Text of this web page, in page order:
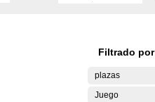
Filtrado por
plazas
Juego